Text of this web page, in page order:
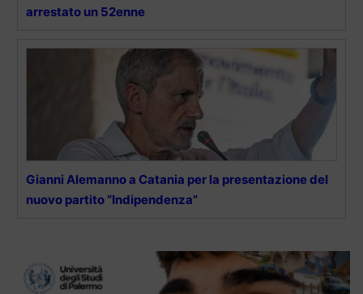
arrestato un 52enne
Gianni Alemanno a Catania per la presentazione del
nuovo partito “Indipendenza”